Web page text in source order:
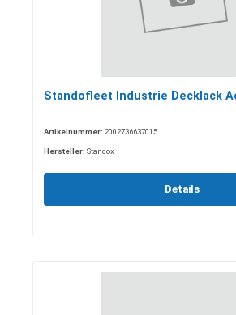
Standofleet Industrie Decklack
Artikelnummer: 2002736637015
Hersteller: Standox
Details